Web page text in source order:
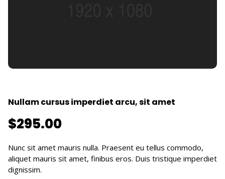
Nullam cursus imperdiet arcu, sit amet
$295.00
Nunc sit amet mauris nulla. Praesent eu tellus commodo,
aliquet mauris sit amet, finibus eros. Duis tristique imperdiet
dignissim.